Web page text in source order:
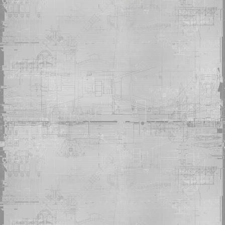
DEKKER
BROO
TARQUIN
-
CHLOE
SEDISI
-
DIDI
VATERMANN
-
ELVIRA
MARTUUK
-
ETIENNE
DORN